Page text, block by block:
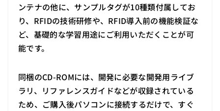
ンテナの他に、サンプルタグが10種類付属してお
り、RFIDの技術研修や、RFID導入前の機能検証な
ど、基礎的な学習用途にご利用いただくことが可
能です。
同梱のCD-ROMには、開発に必要な開発用ライブ
ラリ、リファレンスガイドなどが収録されている
ため、ご購入後パソコンに接続するだけで、すぐ